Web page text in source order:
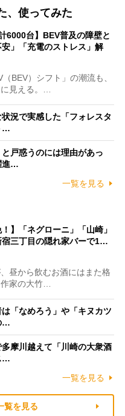
、使ってみた
6000台】BEV普及の障壁と
」「充電のストレス」解
BEV）シフト」の潮流も、
見える。…
況で実感した「フォレスタ
…
戸惑うのには理由があっ
進…
一覧を見る
】「ネグローニ」「山崎」
宿三丁目の隠れ家バーで1…
昼から飲むお酒にはまた格
家の大竹…
「なめろう」や「キヌカツ
…
摩川越えて「川崎の大衆酒
…
一覧を見る
覧を見る